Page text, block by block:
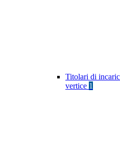
Titolari di
vertice 1